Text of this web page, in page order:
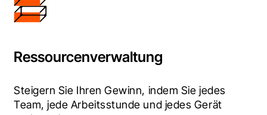
Ressourcenverwaltung
Steigern Sie Ihren Gewinn, indem Sie jedes
Team, jede Arbeitsstunde und jedes Gerät